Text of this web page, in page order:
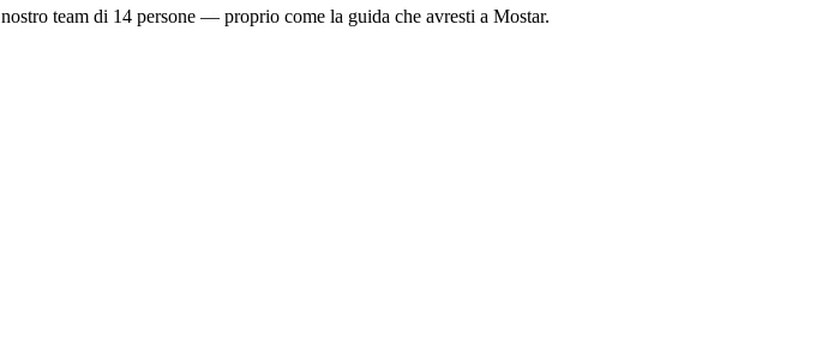
team di 14 persone — proprio come la guida che avresti a Mostar.